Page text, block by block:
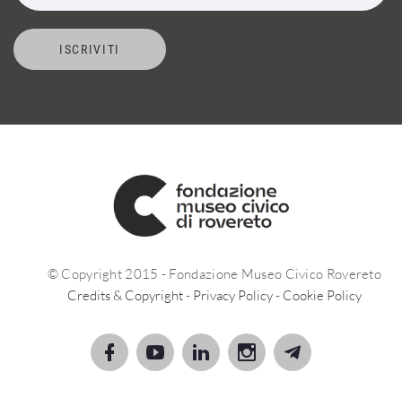
ISCRIVITI
© Copyright 2015 - Fondazione Museo Civico Rovereto
Credits & Copyright- Privacy Policy- Cookie Policy